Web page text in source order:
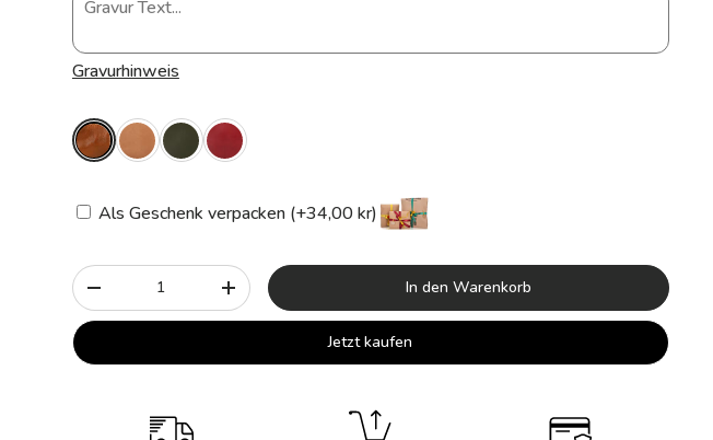
Gravurhinweis
Als Geschenk verpacken (+34,00 kr)
Anzahl
-
+ In den Warenkorb
Jetzt kaufen